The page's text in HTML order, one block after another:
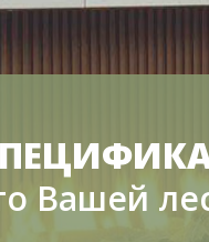
Вашей